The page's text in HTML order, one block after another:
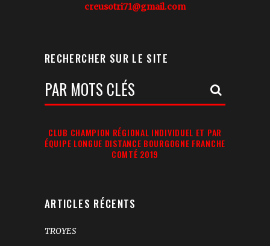
creusotri71@gmail.com
RECHERCHER SUR LE SITE
Votre
Recherche:
CLUB CHAMPION RÉGIONAL INDIVIDUEL ET PAR
ÉQUIPE LONGUE DISTANCE BOURGOGNE FRANCHE
COMTÉ 2019
ARTICLES RÉCENTS
TROYES